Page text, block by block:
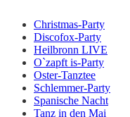
Christmas-Party
Discofox-Party
Heilbronn LIVE
O`zapft is-Party
Oster-Tanztee
Schlemmer-Party
Spanische Nacht
Tanz in den Mai